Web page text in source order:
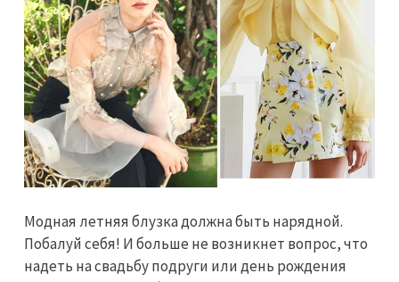
Модная летняя блузка должна быть нарядной.
Побалуй себя! И больше не возникнет вопрос, что
надеть на свадьбу подруги или день рождения